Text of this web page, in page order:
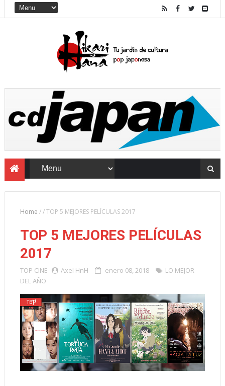
Home //TOP 5 MEJORES PELÍCULAS 2017
TOP 5 MEJORES PELÍCULAS
2017
TOP CINE Axel HnH enero 08, 2018
LO MEJOR
DEL AÑO